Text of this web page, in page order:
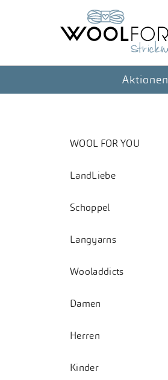
Aktionen
WOOL FOR YOU
LandLiebe
Schoppel
Langyarns
Wooladdicts
Damen
Herren
Kinder